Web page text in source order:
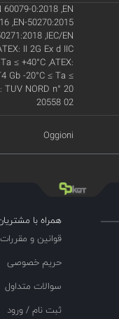
60079-0:2018 ,EN
,EN-50270:2015
,IEC/EN
II 2G Ex d IIC
≤ +40°C ,ATEX:
Gb -20°C ≤ Ta ≤
TUV NORD n° 20
20558 02
Oggioni
همراه با
قوانین و مقررات
حریم خصوصی
سوالات متداول
ثبت نام / ورود